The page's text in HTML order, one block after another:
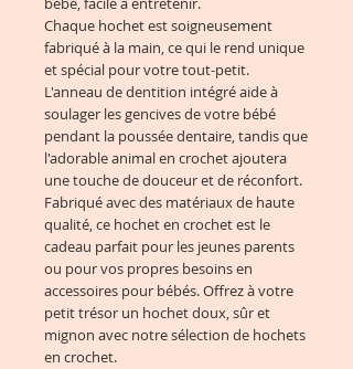
Chaque hochet est soigneusement
fabriqué à la main, ce qui le rend unique
et spécial pour votre tout-petit.
L'anneau de dentition intégré aide à
soulager les gencives de votre bébé
pendant la poussée dentaire, tandis que
l'adorable animal en crochet ajoutera
une touche de douceur et de réconfort.
Fabriqué avec des matériaux de haute
qualité, ce hochet en crochet est le
cadeau parfait pour les jeunes parents
ou pour vos propres besoins en
accessoires pour bébés. Offrez à votre
petit trésor un hochet doux, sûr et
mignon avec notre sélection de hochets
en crochet.